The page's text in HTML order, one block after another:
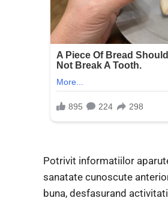
Potrivit informatiilor
sanatate cunoscute
buna, desfasurand